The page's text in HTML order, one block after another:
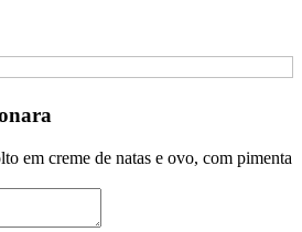
em creme de natas e ovo, com pimenta